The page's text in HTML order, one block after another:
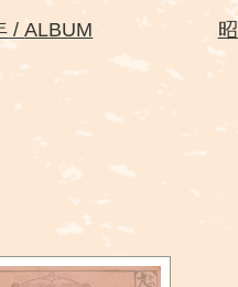
ALBUM